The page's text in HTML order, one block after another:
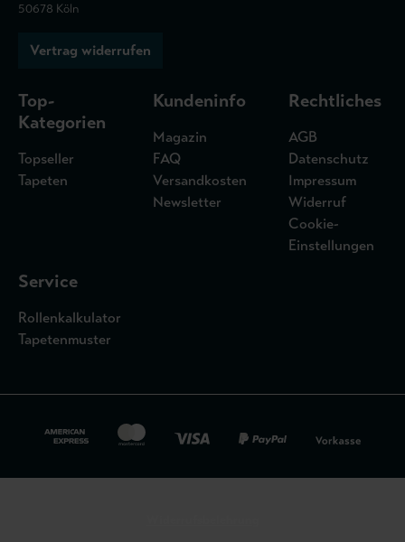
50678 Köln
Vertrag widerrufen
Top-
Kategorien
Topseller
Tapeten
Kundeninfo
Magazin
FAQ
Versandkosten
Newsletter
Rechtliches
AGB
Datenschutz
Impressum
Widerruf
Cookie-
Einstellungen
Service
Rollenkalkulator
Tapetenmuster